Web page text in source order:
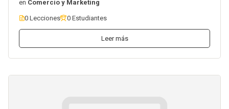
en Comercio y Marketing
0 Lecciones 0 Estudiantes
Leer más